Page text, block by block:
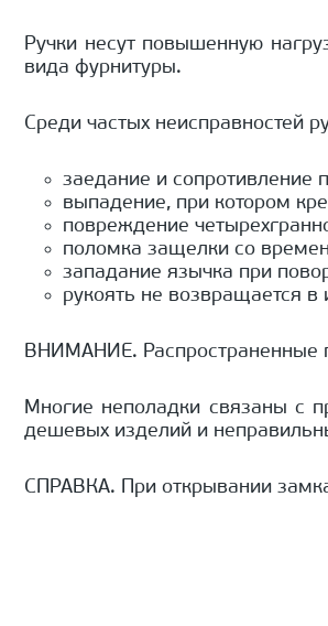
Ручки несут повышенную
вида фурнитуры.
Среди частых неисправностей
заедание и сопротивление
выпадение, при котором
повреждение
поломка защелки со
западание язычка при
рукоять не возвращается
ВНИМАНИЕ. Распространенные
Многие неполадки связаны с
дешевых изделий и
СПРАВКА. При открывании